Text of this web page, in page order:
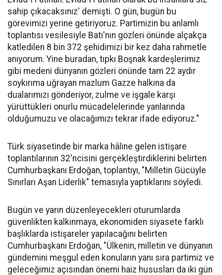
sahip çıkacaksınız' demişti. O gün, bugün bu
görevimizi yerine getiriyoruz. Partimizin bu anlamlı
toplantısı vesilesiyle Batı'nın gözleri önünde alçakça
katledilen 8 bin 372 şehidimizi bir kez daha rahmetle
anıyorum. Yine buradan, tıpkı Boşnak kardeşlerimiz
gibi medeni dünyanın gözleri önünde tam 22 aydır
soykırıma uğrayan mazlum Gazze halkına da
dualarımızı gönderiyor, zulme ve işgale karşı
yürüttükleri onurlu mücadelelerinde yanlarında
olduğumuzu ve olacağımızı tekrar ifade ediyoruz."
Türk siyasetinde bir marka hâline gelen istişare
toplantılarının 32'ncisini gerçekleştirdiklerini belirten
Cumhurbaşkanı Erdoğan, toplantıyı, "Milletin Gücüyle
Sınırları Aşan Liderlik" temasıyla yaptıklarını söyledi.
Bugün ve yarın düzenleyecekleri oturumlarda
güvenlikten kalkınmaya, ekonomiden siyasete farklı
başlıklarda istişareler yapılacağını belirten
Cumhurbaşkanı Erdoğan, "Ülkenin, milletin ve dünyanın
gündemini meşgul eden konuların yanı sıra partimiz ve
geleceğimiz açısından önemi haiz hususları da iki gün